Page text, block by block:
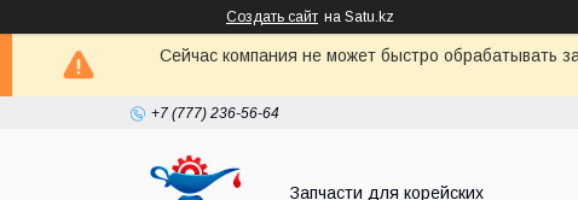
Создать сайт на Satu.kz
Сейчас компания не может быстро обрабатывать
+7 (777) 236-56-64
Запчасти для корейских